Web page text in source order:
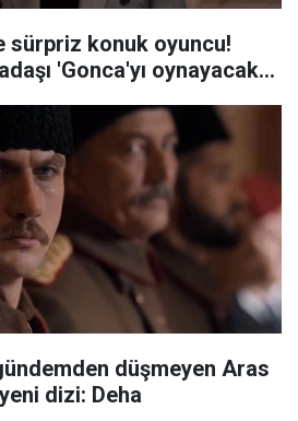
sürpriz konuk oyuncu!
'Gonca'yı oynayacak...
düşmeyen Aras
dizi: Deha